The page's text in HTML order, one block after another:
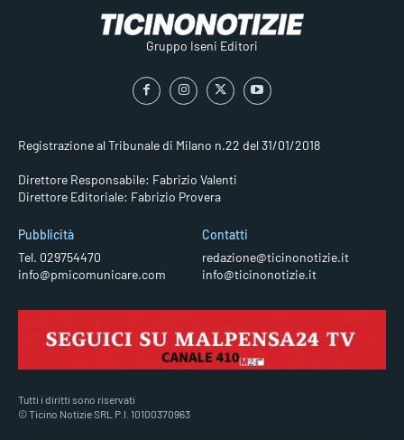
Gruppo Iseni Editori
Registrazione al Tribunale di Milano n.22 del 31/01/2018
Direttore Responsabile: Fabrizio Valenti
Direttore Editoriale: Fabrizio Provera
Pubblicità
Tel. 029754470
info@pmicomunicare.com
Contatti
redazione@ticinonotizie.it
info@ticinonotizie.it
Tutti i diritti sono riservati
© Ticino Notizie SRL P.I. 10100370963